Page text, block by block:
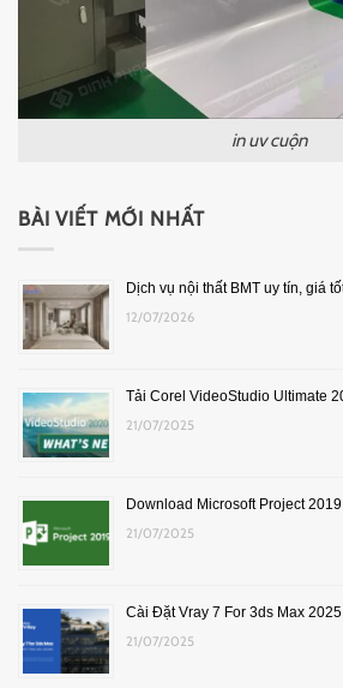
in uv cuộn
BÀI VIẾT MỚI NHẤT
Dịch vụ nội thất BMT uy tín, giá
12/07/2026
Tải Corel VideoStudio Ultimate
21/07/2025
Download Microsoft Project
21/07/2025
Cài Đặt Vray 7 For 3ds Max
21/07/2025